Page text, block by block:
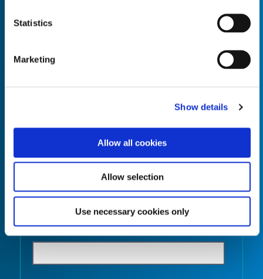
Statistics
Marketing
Show details
Allow all cookies
Allow selection
Use necessary cookies only
Quantity*
Product Name* Empty